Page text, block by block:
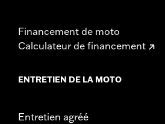
Financement de moto
Calculateur de financement
ENTRETIEN DE LA MOTO
Entretien agréé